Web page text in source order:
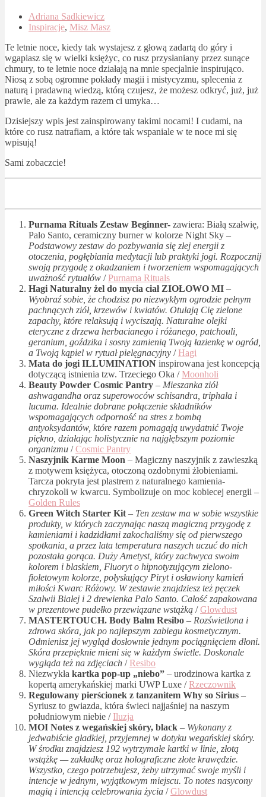
Adriana Sadkiewicz
Inspiracje, Misz Masz
Te letnie noce, kiedy tak wystajesz z głową zadartą do góry i
wgapiasz się w wielki księżyc, co rusz przysłaniany przez sunące
chmury, to te letnie noce działają na mnie specjalnie inspirująco.
Niosą z sobą ogromne pokłady magii i mistycyzmu, splecenia z
naturą i pradawną wiedzą, którą czujesz, że możesz odkryć, już, już
prawie, ale za każdym razem ci umyka…
Dzisiejszy wpis jest zainspirowany takimi nocami! I cudami, na
które co rusz natrafiam, a które tak wspaniale w te noce mi się
wpisują!
Sami zobaczcie!
Purnama Rituals Zestaw Beginner- zawiera: Białą szałwię,
Palo Santo, ceramiczny burner w kolorze Night Sky –
Podstawowy zestaw do pozbywania się złej energii z
otoczenia, pogłębiania medytacji lub praktyki jogi. Rozpocznij
swoją przygodę z okadzaniem i tworzeniem wspomagających
uważność rytuałów /Purnama Rituals
Hagi Naturalny żel do mycia ciał ZIOŁOWO MI –
Wyobraź sobie, że chodzisz po niezwykłym ogrodzie pełnym
pachnących ziół, krzewów i kwiatów. Otulają Cię zielone
zapachy, które relaksują i wyciszają. Naturalne olejki
eteryczne z drzewa herbacianego i różanego, patchouli,
geranium, goździka i sosny zamienią Twoją łazienkę w ogród,
a Twoją kąpiel w rytuał pielęgnacyjny /Hagi
Mata do jogi ILLUMINATION inspirowana jest koncepcją
dotyczącą istnienia tzw. Trzeciego Oka /Moonholi
Beauty Powder Cosmic Pantry – Mieszanka ziół
ashwagandha oraz superowoców schisandra, triphala i
lucuma. Idealnie dobrane połączenie składników
wspomagających odporność na stres z bombą
antyoksydantów, które razem pomagają uwydatnić Twoje
piękno, działając holistycznie na najgłębszym poziomie
organizmu /Cosmic Pantry
Naszyjnik Karme Moon – Magiczny naszyjnik z zawieszką
z motywem księżyca, otoczoną ozdobnymi żłobieniami.
Tarcza pokryta jest plastrem z naturalnego kamienia-
chryzokoli w kwarcu. Symbolizuje on moc kobiecej energii –
Golden Rules
Green Witch Starter Kit – Ten zestaw ma w sobie wszystkie
produkty, w których zaczynając naszą magiczną przygodę z
kamieniami i kadzidłami zakochaliśmy się od pierwszego
spotkania, a przez lata temperatura naszych uczuć do nich
pozostała gorąca. Duży Ametyst, który zachwyca swoim
kolorem i blaskiem, Fluoryt o hipnotyzującym zielono-
fioletowym kolorze, połyskujący Piryt i osławiony kamień
miłości Kwarc Różowy. W zestawie znajdziesz też pęczek
Szałwii Białej i 2 drewienka Palo Santo. Całość zapakowana
w prezentowe pudełko przewiązane wstążką /Glowdust
MASTERTOUCH. Body Balm Resibo – Rozświetlona i
zdrowa skóra, jak po najlepszym zabiegu kosmetycznym.
Odmienisz jej wygląd dosłownie jednym pociągnięciem dłoni.
Skóra przepięknie mieni się w każdym świetle. Doskonale
wygląda też na zdjęciach /Resibo
Niezwykła kartka pop-up „niebo” – urodzinowa kartka z
kopertą amerykańskiej marki UWP Luxe /Rzeczownik
Regulowany pierścionek z tanzanitem Why so Sirius –
Syriusz to gwiazda, która świeci najjaśniej na naszym
południowym niebie / Iluzja
MOI Notes z wegańskiej skóry, black – Wykonany z
jedwabiście gładkiej, przyjemnej w dotyku wegańskiej skóry.
W środku znajdziesz 192 wytrzymałe kartki w linie, złotą
wstążkę — zakładkę oraz holograficzne złote krawędzie.
Wszystko, czego potrzebujesz, żeby utrzymać swoje myśli i
intencje w jednym, wyjątkowym miejscu. To notes nasycony
magią i intencją celebrowania życia /Glowdust